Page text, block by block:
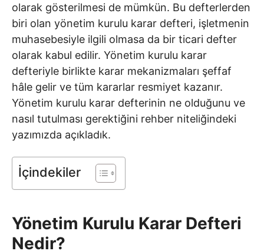
olarak gösterilmesi de mümkün. Bu defterlerden
biri olan yönetim kurulu karar defteri, işletmenin
muhasebesiyle ilgili olmasa da bir ticari defter
olarak kabul edilir. Yönetim kurulu karar
defteriyle birlikte karar mekanizmaları şeffaf
hâle gelir ve tüm kararlar resmiyet kazanır.
Yönetim kurulu karar defterinin ne olduğunu ve
nasıl tutulması gerektiğini rehber niteliğindeki
yazımızda açıkladık.
İçindekiler
Yönetim Kurulu Karar Defteri
Nedir?